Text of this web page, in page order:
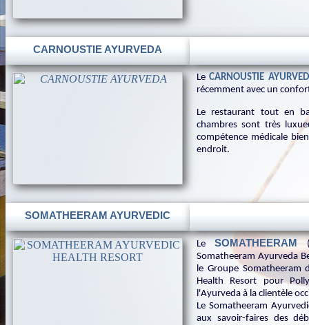
CARNOUSTIE AYURVEDA
LeCARNOUSTIE
récemment avec un
Le restaurant tout en
chambres sont très
compétence médicale
endroit.
SOMATHEERAM AYURVEDIC
LeSOMATHEERAM
Somatheeram Ayurveda
le Groupe Somatheeram
Health Resort pour
l'Ayurveda à la clientèle
Le Somatheeram
aux savoir-faires des